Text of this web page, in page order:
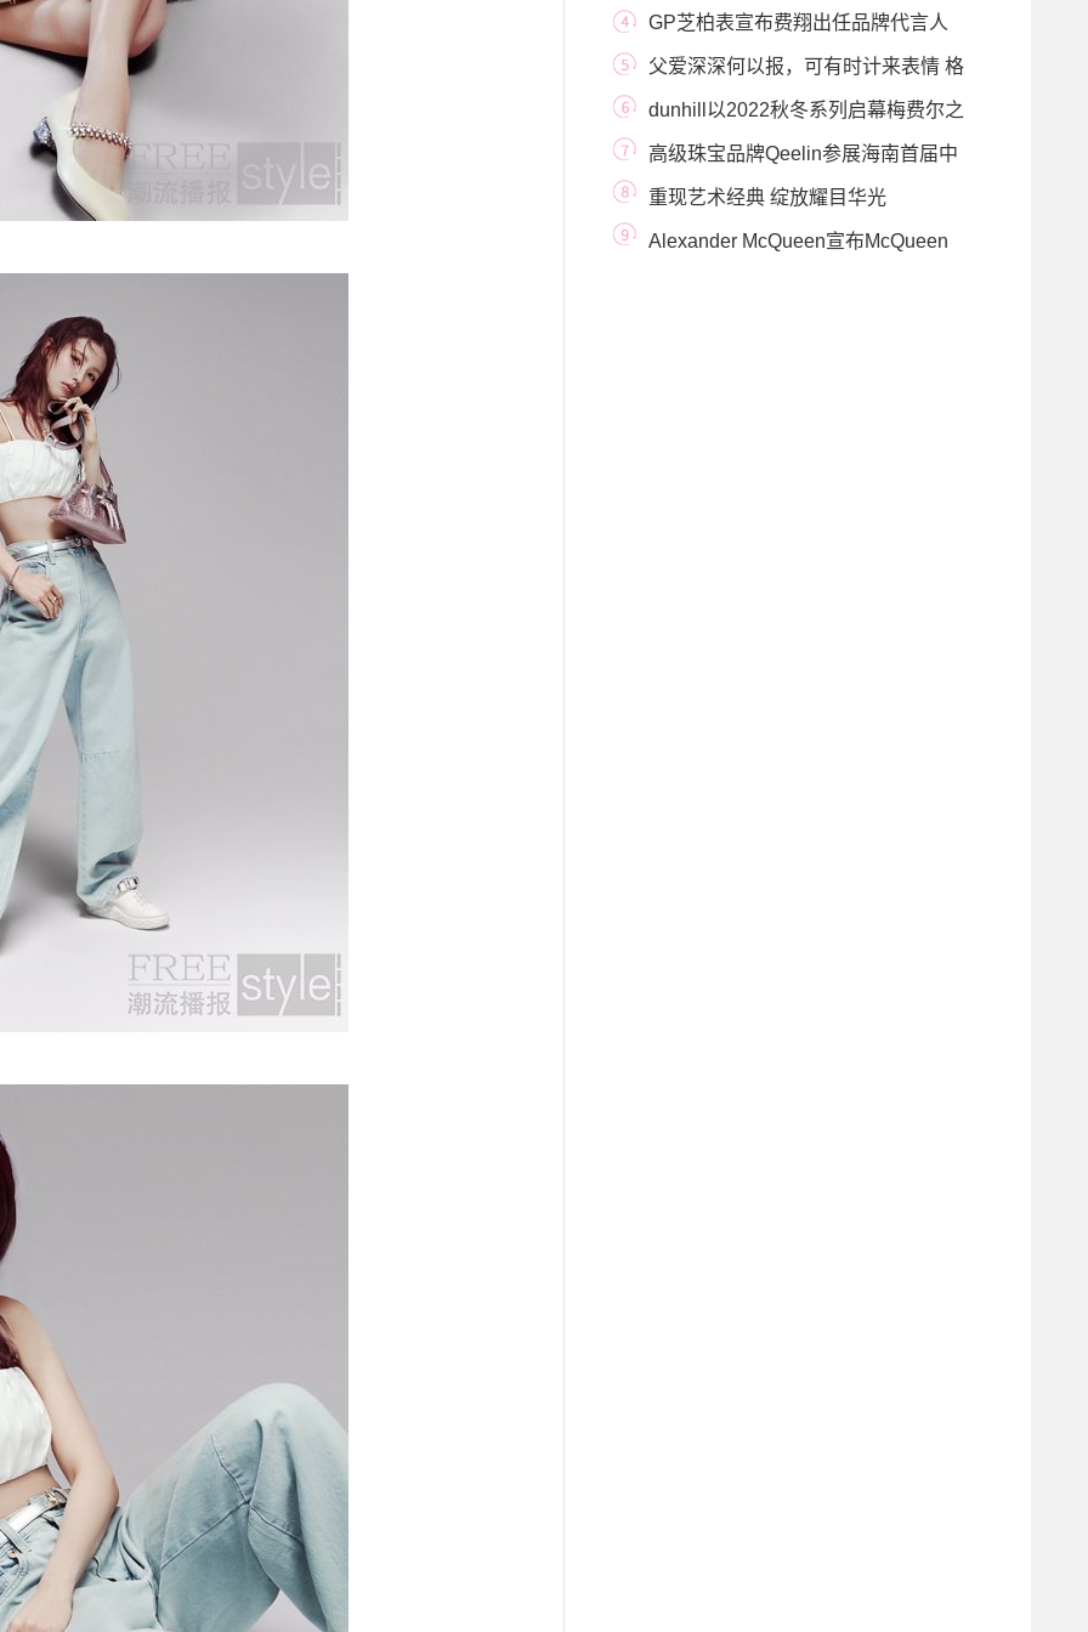
珠宝与环保的双
GP芝柏表宣布费翔出任品牌代言人
共创精彩时刻
父爱深深何以报，可有时计来表情 格
拉苏蒂原创
dunhill以2022秋冬系列启幕梅费尔之
夜 第一篇章：
高级珠宝品牌Qeelin参展海南首届中
国国际消费品
重现艺术经典 绽放耀目华光
BVLGARI宝格丽Barocko高
Alexander McQueen宣布McQueen